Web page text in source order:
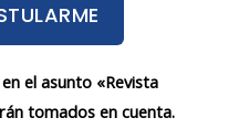
el asunto «Revista
tomados en cuenta.